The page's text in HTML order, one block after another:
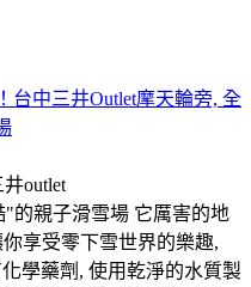
台中三井Outlet摩天輪旁, 全
"的親子滑雪場 它厲害的地
享受零下雪世界的樂趣,
學藥劑, 使用乾淨的水質製